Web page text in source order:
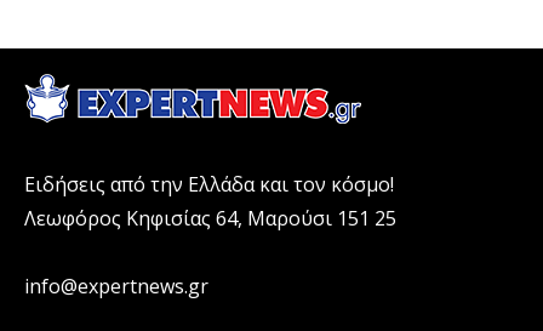
Ειδήσεις από την Ελλάδα και τον κόσμο!
Λεωφόρος Κηφισίας 64, Μαρούσι 151 25
info@expertnews.gr